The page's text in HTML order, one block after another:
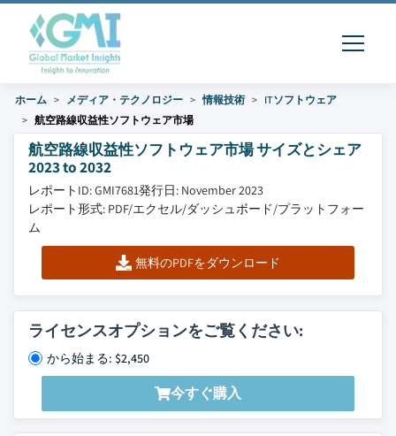
ホーム メディア・テクノロジー 情報技術
ITソフトウェア
航空路線収益性ソフトウェア市場
航空路線収益性ソフトウェア市場 サイズとシェア
2023 to 2032
レポートID: GMI7681発行日: November 2023
レポート形式: PDF/エクセル/ダッシュボード/プラットフォー
ム
無料のPDFをダウンロード
ライセンスオプションをご覧ください:
から始まる: $2,450
今すぐ購入